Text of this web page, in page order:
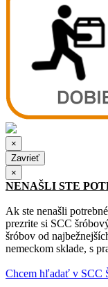
×
Zavrieť
×
NENAŠLI STE
Ak ste nenašli
prezrite si SCC
šróbov od
nemeckom sklade, s
Chcem hľadať v SCC